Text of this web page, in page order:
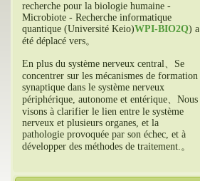
recherche pour la biologie humaine -
Microbiote - Recherche informatique
quantique (Université Keio)WPI-BIO2Q) a
été déplacé vers。
En plus du système nerveux central、Se
concentrer sur les mécanismes de formation
synaptique dans le système nerveux
périphérique, autonome et entérique、Nous
visons à clarifier le lien entre le système
nerveux et plusieurs organes, et la
pathologie provoquée par son échec, et à
développer des méthodes de traitement.。